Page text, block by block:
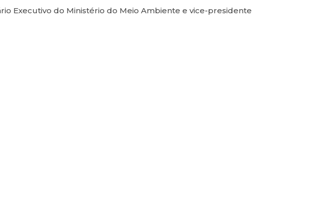
Executivo do Ministério do Meio Ambiente e vice-presidente